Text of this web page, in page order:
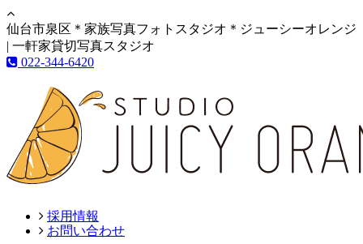
仙台市泉区＊家族写真フォトスタジオ＊ジューシーオレンジ
| 一軒家貸切写真スタジオ
022-344-6420
採用情報
お問い合わせ